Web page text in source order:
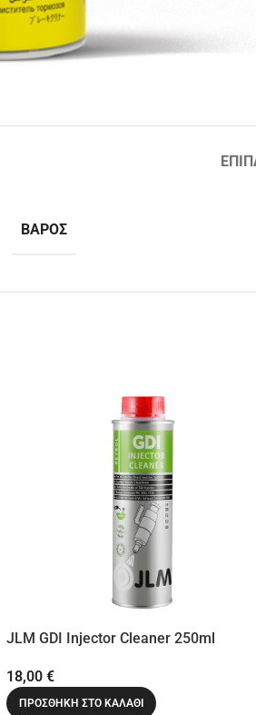
ΒΆΡΟΣ
JLM GDI Injector Cleaner 250ml
18,00 €
ΠΡΟΣΘΉΚΗ ΣΤΟ ΚΑΛΆΘΙ